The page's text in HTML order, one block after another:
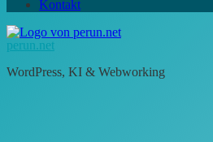
Kontakt
perun.net
WordPress, KI & Webworking